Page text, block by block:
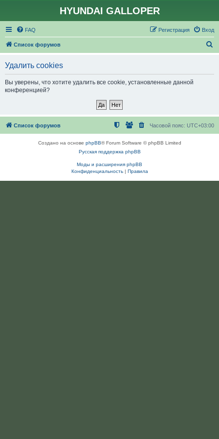
HYUNDAI GALLOPER
FAQ Вход
Регистрация
Список форумов
Удалить cookies
Вы уверены, что хотите удалить все cookie, установленные данной
конференцией?
Список форумов Часовой пояс: UTC+03:00
Создано на основе phpBB® Forum Software © phpBB Limited
Русская поддержка phpBB
Моды и расширения phpBB
Конфиденциальность| Правила